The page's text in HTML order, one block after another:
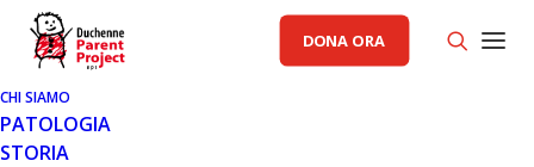
DONA ORA
CHI SIAMO
PATOLOGIA
STORIA